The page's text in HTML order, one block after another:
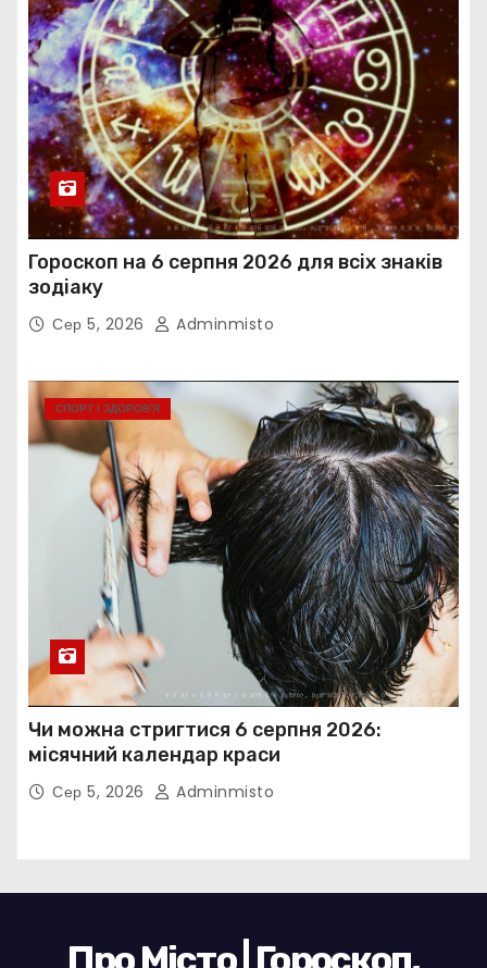
Гороскоп на 6 серпня 2026 для всіх знаків
зодіаку
Сер 5, 2026 Adminmisto
СПОРТ І ЗДОРОВ’Я
Чи можна стригтися 6 серпня 2026:
місячний календар краси
Сер 5, 2026 Adminmisto